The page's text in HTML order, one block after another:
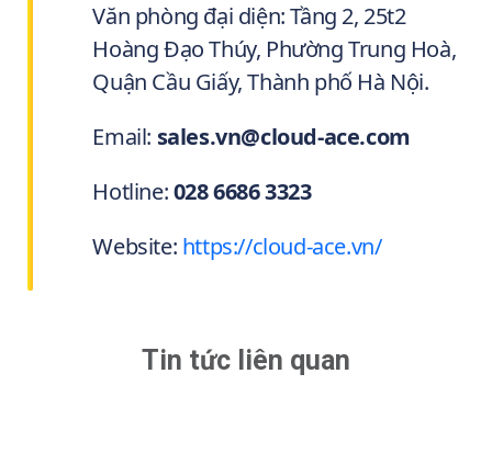
Văn phòng đại diện: Tầng 2, 25t2
Hoàng Đạo Thúy, Phường Trung Hoà,
Quận Cầu Giấy, Thành phố Hà Nội.
Email: sales.vn@cloud-ace.com
Hotline:028 6686 3323
Website: https://cloud-ace.vn/
Tin tức liên quan